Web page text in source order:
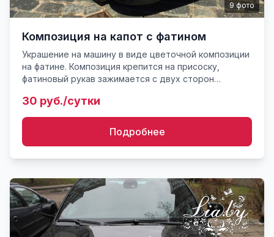
9 фото
Композиция на капот с фатином
Украшение на машину в виде цветочной композиции
на фатине. Композиция крепится на присоску,
фатиновый рукав зажимается с двух сторон
фатина (можно подобра...
30 руб./сутки
Подробнее